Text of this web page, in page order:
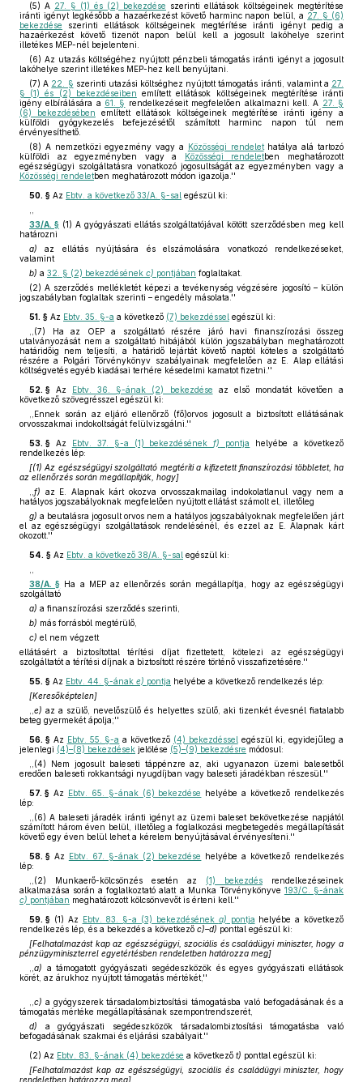
(5) A 27. § (1) és (2) bekezdése szerinti ellátások költségeinek megtérítése
iránti igényt legkésőbb a hazaérkezést követő harminc napon belül, a 27. § (6)
bekezdése szerinti ellátások költségeinek megtérítése iránti igényt pedig a
hazaérkezést követő tizenöt napon belül kell a jogosult lakóhelye szerint
illetékes MEP-nél bejelenteni.
(6) Az utazás költségéhez nyújtott pénzbeli támogatás iránti igényt a jogosult
lakóhelye szerint illetékes MEP-hez kell benyújtani.
(7) A 22. § szerinti utazási költséghez nyújtott támogatás iránti, valamint a 27.
§ (1) és (2) bekezdéseiben említett ellátások költségeinek megtérítése iránti
igény elbírálására a 61. § rendelkezéseit megfelelően alkalmazni kell. A 27. §
(6) bekezdésében említett ellátások költségeinek megtérítése iránti igény a
külföldi gyógykezelés befejezésétől számított harminc napon túl nem
érvényesíthető.
(8) A nemzetközi egyezmény vagy a Közösségi rendelethatálya alá tartozó
külföldi az egyezményben vagy a Közösségi rendeletben meghatározott
egészségügyi szolgáltatásra vonatkozó jogosultságát az egyezményben vagy a
Közösségi rendeletben meghatározott módon igazolja.''
50. § Az Ebtv. a következő 33/A. §-sal egészül ki:
33/A. §(1) A gyógyászati ellátás szolgáltatójával kötött szerződésben meg kell
határozni
a) az ellátás nyújtására és elszámolására vonatkozó rendelkezéseket,
valamint
b) a 32. § (2) bekezdésének c) pontjában foglaltakat.
(2) A szerződés mellékletét képezi a tevékenység végzésére jogosító – külön
jogszabályban foglaltak szerinti – engedély másolata.''
51. § Az Ebtv. 35. §-a a következő (7) bekezdéssel egészül ki:
,,(7) Ha az OEP a szolgáltató részére járó havi finanszírozási összeg
utalványozását nem a szolgáltató hibájából külön jogszabályban meghatározott
határidőig nem teljesíti, a határidő lejártát követő naptól köteles a szolgáltató
részére a Polgári Törvénykönyv szabályainak megfelelően az E. Alap ellátási
költségvetés egyéb kiadásai terhére késedelmi kamatot fizetni.''
52. § Az Ebtv. 36. §-ának (2) bekezdése az első mondatát követően a
következő szövegrésszel egészül ki:
,,Ennek során az eljáró ellenőrző (fő)orvos jogosult a biztosított ellátásának
orvosszakmai indokoltságát felülvizsgálni.''
53. § Az Ebtv. 37. §-a (1) bekezdésénekf) pontja
helyébe a következő
rendelkezés lép:
[(1) Az egészségügyi szolgáltató megtéríti a kifizetett finanszírozási többletet, ha
az ellenőrzés során megállapítják, hogy]
f) az E. Alapnak kárt okozva orvosszakmailag indokolatlanul vagy nem a
hatályos jogszabályoknak megfelelően nyújtott ellátást számolt el, illetőleg
g) a beutalásra jogosult orvos nem a hatályos jogszabályoknak megfelelően járt
el az egészségügyi szolgáltatások rendelésénél, és ezzel az E. Alapnak kárt
okozott.''
54. § Az Ebtv. a következő 38/A. §-sal egészül ki:
38/A. § Ha a MEP az ellenőrzés során megállapítja, hogy az egészségügyi
szolgáltató
a) a finanszírozási szerződés szerinti,
b) más forrásból megtérülő,
c) el nem végzett
ellátásért a biztosítottal térítési díjat fizettetett, kötelezi az egészségügyi
szolgáltatót a térítési díjnak a biztosított részére történő visszafizetésére.''
55. § Az Ebtv. 44. §-ának e) pontja helyébe a következő rendelkezés lép:
[Keresőképtelen]
e) az a szülő, nevelőszülő és helyettes szülő, aki tizenkét évesnél fiatalabb
beteg gyermekét ápolja;''
56. § Az Ebtv. 55. §-a a következő (4) bekezdéssel egészül ki, egyidejűleg a
jelenlegi (4)–(8) bekezdések jelölése (5)–(9) bekezdésre módosul:
,,(4) Nem jogosult baleseti táppénzre az, aki ugyanazon üzemi balesetből
eredően baleseti rokkantsági nyugdíjban vagy baleseti járadékban részesül.''
57. § Az Ebtv. 65. §-ának (6) bekezdése helyébe a következő rendelkezés
lép:
,,(6) A baleseti járadék iránti igényt az üzemi baleset bekövetkezése napjától
számított három éven belül, illetőleg a foglalkozási megbetegedés megállapítását
követő egy éven belül lehet a kérelem benyújtásával érvényesíteni.''
58. § Az Ebtv. 67. §-ának (2) bekezdése helyébe a következő rendelkezés
lép:
,,(2) Munkaerő-kölcsönzés esetén az (1) bekezdés rendelkezéseinek
alkalmazása során a foglalkoztató alatt a Munka Törvénykönyve 193/C. §-ának
c) pontjában meghatározott kölcsönvevőt is érteni kell.''
59. § (1) Az Ebtv. 83. §-a (3) bekezdésének a) pontja helyébe a következő
rendelkezés lép, és a bekezdés a következő c)–d) ponttal egészül ki:
[Felhatalmazást kap az egészségügyi, szociális és családügyi miniszter, hogy a
pénzügyminiszterrel egyetértésben rendeletben határozza meg]
a) a támogatott gyógyászati segédeszközök és egyes gyógyászati ellátások
körét, az árukhoz nyújtott támogatás mértékét,''
c) a gyógyszerek társadalombiztosítási támogatásba való befogadásának és a
támogatás mértéke megállapításának szempontrendszerét,
d) a gyógyászati segédeszközök társadalombiztosítási támogatásba való
befogadásának szakmai és eljárási szabályait.''
(2) Az Ebtv. 83. §-ának (4) bekezdése a következő t) ponttal egészül ki:
[Felhatalmazást kap az egészségügyi, szociális és családügyi miniszter, hogy
rendeletben határozza meg]